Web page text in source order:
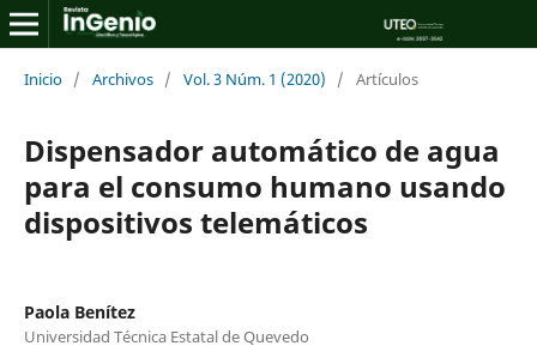
Inicio / Archivos / Vol. 3 Núm. 1 (2020) / Artículos
Dispensador automático de agua
para el consumo humano usando
dispositivos telemáticos
Paola Benítez
Universidad Técnica Estatal de Quevedo